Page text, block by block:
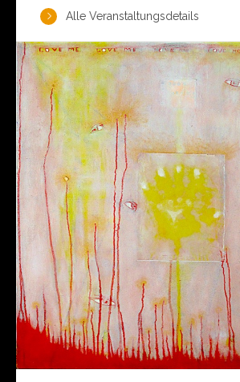
Alle Veranstaltungsdetails